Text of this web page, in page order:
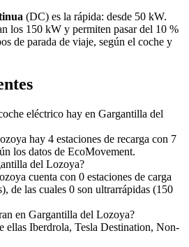
(DC) es la rápida: desde 50 kW.
los 150 kW y permiten pasar del 10 %
de parada de viaje, según el coche y
eléctrico hay en Gargantilla del
hay 4 estaciones de recarga con 7
los datos de EcoMovement.
del Lozoya?
cuenta con 0 estaciones de carga
de las cuales 0 son ultrarrápidas (150
en Gargantilla del Lozoya?
ellas Iberdrola, Tesla Destination, Non-